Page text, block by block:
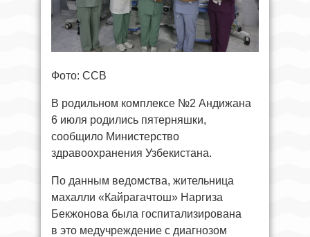
Фото: ССВ
В родильном комплексе №2 Андижана
6 июля родились пятерняшки,
сообщило Министерство
здравоохранения Узбекистана.
По данным ведомства, жительница
махалли «Кайрагачтош» Наргиза
Бекжонова была госпитализирована
в это медучреждение с диагнозом